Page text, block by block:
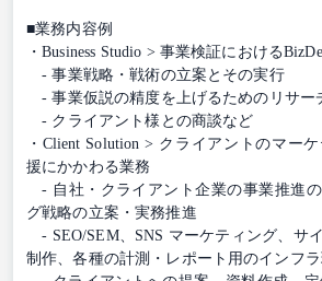
■業務内容例
・Business Studio > 事業検証における
- 事業戦略・戦術の立案とその実行
- 事業仮説の精度を上げるためのリサー
- クライアント様との商談など
・Client Solution > クライアントのマー
援にかかわる業務
- 自社・クライアント企業の事業推進
グ戦略の立案・実務推進
- SEO/SEM、SNS マーケティング、サ
制作、各種の計測・レポート用のインフ